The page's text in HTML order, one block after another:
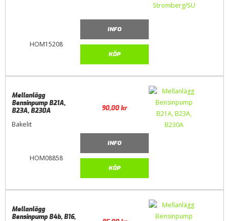
HOM15208
INFO
KÖP
HOM08858
Mellanlägg
Bensinpump B21A,
B23A, B230A
Bakelit
90,00kr
INFO
KÖP
Mellanlägg
Bensinpump B4b, B16,